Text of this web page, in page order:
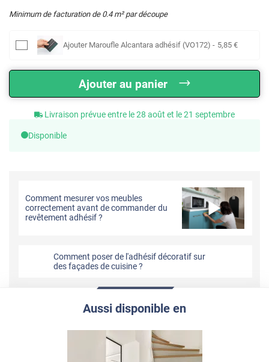
Minimum de facturation de 0.4m² par découpe
Ajouter Maroufle Alcantara adhésif (VO172) - 5,85 €
Ajouter au panier
Livraison prévue entre le 28 août et le 21 septembre
Disponible
Comment mesurer vos meubles
correctement avant de commander du
revêtement adhésif ?
Comment poser de l'adhésif décoratif sur
des façades de cuisine ?
Aussi disponible en